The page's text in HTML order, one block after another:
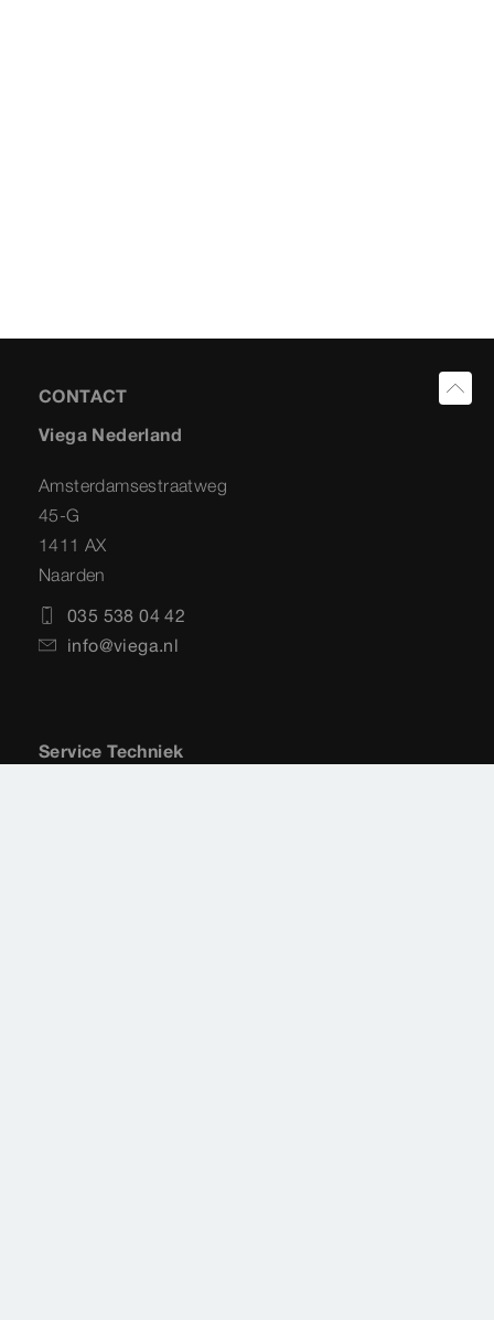
CONTACT
Viega Nederland
Amsterdamsestraatweg
45-G
1411 AX
Naarden
035 538 04 42
info@viega.nl
Service Techniek